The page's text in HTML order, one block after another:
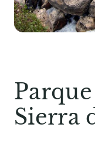
Sierra